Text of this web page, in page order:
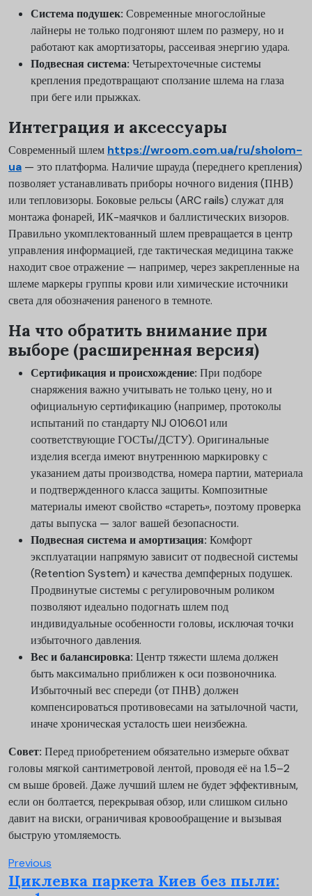
Система подушек: Современные многослойные
лайнеры не только подгоняют шлем по размеру, но и
работают как амортизаторы, рассеивая энергию удара.
Подвесная система: Четырехточечные системы
крепления предотвращают сползание шлема на глаза
при беге или прыжках.
Интеграция и аксессуары
Современный шлем https://wroom.com.ua/ru/sholom-
ua — это платформа. Наличие шрауда (переднего крепления)
позволяет устанавливать приборы ночного видения (ПНВ)
или тепловизоры. Боковые рельсы (ARC rails) служат для
монтажа фонарей, ИК-маячков и баллистических визоров.
Правильно укомплектованный шлем превращается в центр
управления информацией, где тактическая медицина также
находит свое отражение — например, через закрепленные на
шлеме маркеры группы крови или химические источники
света для обозначения раненого в темноте.
На что обратить внимание при
выборе (расширенная версия)
Сертификация и происхождение: При подборе
снаряжения важно учитывать не только цену, но и
официальную сертификацию (например, протоколы
испытаний по стандарту NIJ 0106.01 или
соответствующие ГОСТы/ДСТУ). Оригинальные
изделия всегда имеют внутреннюю маркировку с
указанием даты производства, номера партии, материала
и подтвержденного класса защиты. Композитные
материалы имеют свойство «стареть», поэтому проверка
даты выпуска — залог вашей безопасности.
Подвесная система и амортизация: Комфорт
эксплуатации напрямую зависит от подвесной системы
(Retention System) и качества демпферных подушек.
Продвинутые системы с регулировочным роликом
позволяют идеально подогнать шлем под
индивидуальные особенности головы, исключая точки
избыточного давления.
Вес и балансировка: Центр тяжести шлема должен
быть максимально приближен к оси позвоночника.
Избыточный вес спереди (от ПНВ) должен
компенсироваться противовесами на затылочной части,
иначе хроническая усталость шеи неизбежна.
Совет: Перед приобретением обязательно измерьте обхват
головы мягкой сантиметровой лентой, проводя её на 1.5–2
см выше бровей. Даже лучший шлем не будет эффективным,
если он болтается, перекрывая обзор, или слишком сильно
давит на виски, ограничивая кровообращение и вызывая
быструю утомляемость.
Previous
Циклевка паркета Киев без пыли: